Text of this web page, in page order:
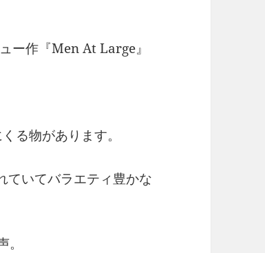
ー作『Men At Large』
る物があります。
ていてバラエティ豊かな